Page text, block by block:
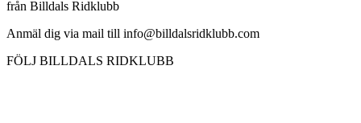
från Billdals Ridklubb
Anmäl dig via mail till info@billdalsridklubb.com
FÖLJ BILLDALS RIDKLUBB